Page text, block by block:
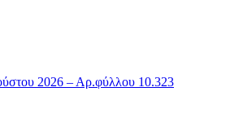
2026 – Αρ.φύλλου 10.323